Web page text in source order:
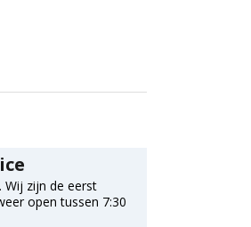
Wij zijn de eerst
open tussen 7:30